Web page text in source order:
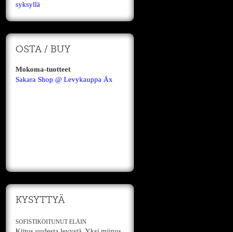
syksyllä
OSTA / BUY
Mokoma-tuotteet
Sakara Shop @ Levykauppa Äx
KYSYTTYÄ
SOFISTIKOITUNUT ELÄIN